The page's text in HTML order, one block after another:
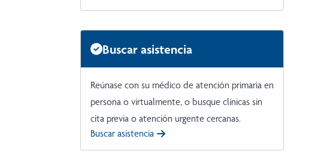
Buscar asistencia
Reúnase con su médico de atención primaria en
persona o virtualmente, o busque clínicas sin
cita previa o atención urgente cercanas.
Buscar asistencia